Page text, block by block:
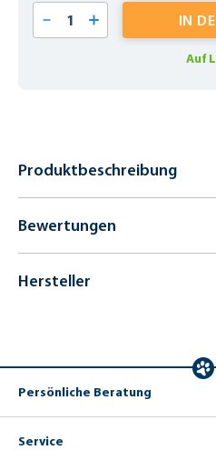
Produkt Anzahl:IN
Auf
Produktbeschreibung
Bewertungen
Hersteller
Persönliche Beratung
Service